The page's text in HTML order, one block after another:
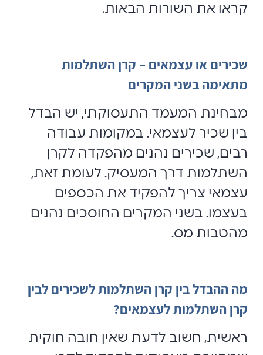
קראו את השורות הבאות.
שכירים או עצמאים – קרן השתלמות
מתאימה בשני המקרים
מבחינת המעמד התעסוקתי, יש הבדל
בין שכיר לעצמאי. במקומות עבודה
רבים, שכירים נהנים מהפקדה לקרן
השתלמות דרך המעסיק. לעומת זאת,
עצמאי צריך להפקיד את הכספים
בעצמו. בשני המקרים החוסכים נהנים
מהטבות מס.
מה ההבדל בין קרן השתלמות לשכירים לבין
קרן השתלמות לעצמאים?
ראשית, חשוב לדעת שאין חובה חוקית